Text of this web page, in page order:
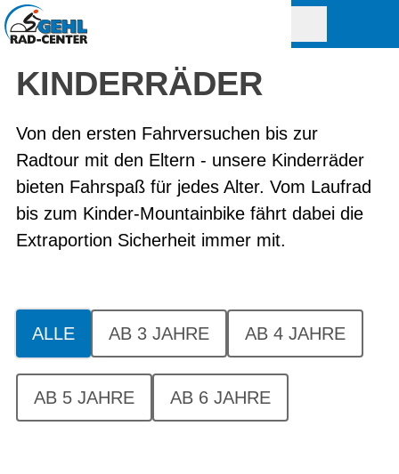
KINDERRÄDER
Von den ersten Fahrversuchen bis zur
Radtour mit den Eltern - unsere Kinderräder
bieten Fahrspaß für jedes Alter. Vom Laufrad
bis zum Kinder-Mountainbike fährt dabei die
Extraportion Sicherheit immer mit.
ALLE AB 3 JAHRE AB 4 JAHRE
AB 5 JAHRE AB 6 JAHRE